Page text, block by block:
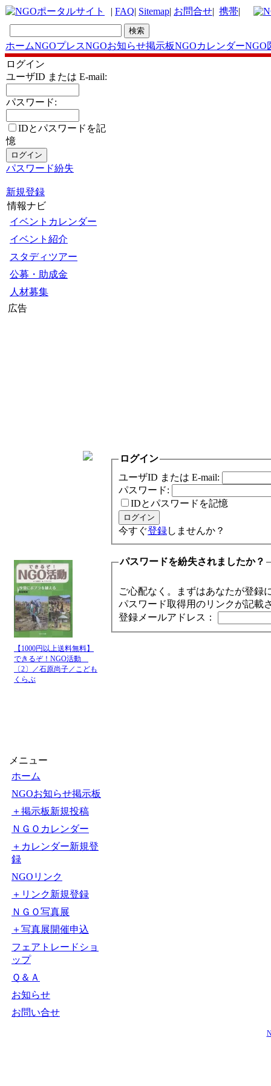
| FAQ| Sitemap| お問合せ| 携帯|
ホームNGOプレスNGOお知らせ掲示板NGOカレンダーNGO
ログイン
ユーザID または E-mail:
パスワード:
IDとパスワードを記
憶
パスワード紛失
新規登録
情報ナビ
イベントカレンダー
イベント紹介
スタディツアー
公募・助成金
人材募集
広告
【1000円以上送料無料】
できるぞ！NGO活動
〔2〕／石原尚子／こども
くらぶ
メニュー
ホーム
NGOお知らせ掲示板
＋掲示板新規投稿
ＮＧＯカレンダー
＋カレンダー新規登
録
NGOリンク
＋リンク新規登録
ＮＧＯ写真展
＋写真展開催申込
フェアトレードショ
ップ
Ｑ＆Ａ
お知らせ
お問い合せ
ログイン
ユーザID または E-mail:
パスワード:
IDとパスワードを記憶
今すぐ登録しませんか？
パスワードを紛失されましたか？
ご心配なく。まずはあなたが登録
パスワード取得用のリンクが記載
登録メールアドレス：